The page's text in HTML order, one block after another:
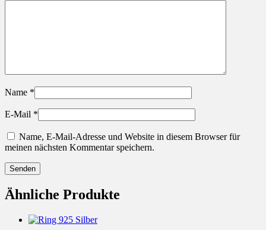
Name *
E-Mail *
Name, E-Mail-Adresse und Website in diesem Browser für
meinen nächsten Kommentar speichern.
Ähnliche Produkte